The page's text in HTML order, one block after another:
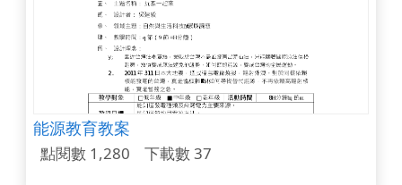
能源教育教案
點閱數 1,280 下載數 37